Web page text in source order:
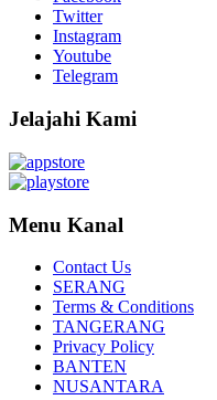
Twitter
Instagram
Youtube
Telegram
Jelajahi Kami
Menu Kanal
Contact Us
SERANG
Terms & Conditions
TANGERANG
Privacy Policy
BANTEN
NUSANTARA